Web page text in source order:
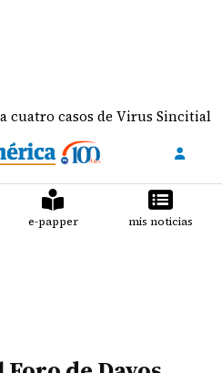
de Virus Sincitial
e-papper mis noticias